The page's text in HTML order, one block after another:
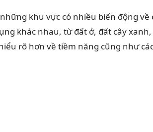
khu vực có nhiều biến động
khác nhau, từ đất ở, đất cây
rõ hơn về tiềm năng cũng như